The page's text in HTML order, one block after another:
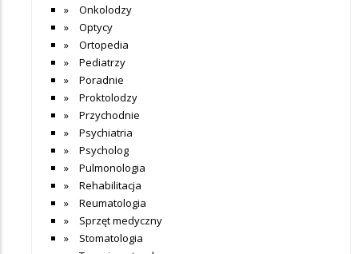
Onkolodzy
Optycy
Ortopedia
Pediatrzy
Poradnie
Proktolodzy
Przychodnie
Psychiatria
Psycholog
Pulmonologia
Rehabilitacja
Reumatologia
Sprzęt medyczny
Stomatologia